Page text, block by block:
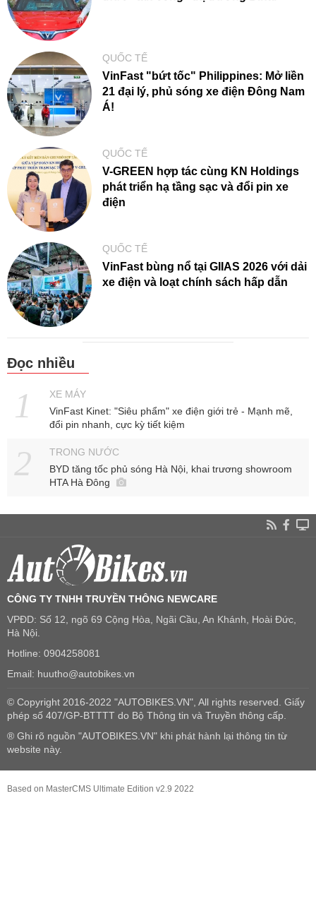
QUỐC TẾ
VinFast "bứt tốc" Philippines: Mở liền
21 đại lý, phủ sóng xe điện Đông Nam
Á!
QUỐC TẾ
V-GREEN hợp tác cùng KN Holdings
phát triển hạ tầng sạc và đổi pin xe
điện
QUỐC TẾ
VinFast bùng nổ tại GIIAS 2026 với dải
xe điện và loạt chính sách hấp dẫn
Đọc nhiều
XE MÁY
VinFast Kinet: "Siêu phẩm" xe điện giới trẻ - Mạnh mẽ,
đổi pin nhanh, cực kỳ tiết kiệm
TRONG NƯỚC
BYD tăng tốc phủ sóng Hà Nội, khai trương showroom
HTA Hà Đông
CÔNG TY TNHH TRUYỀN THÔNG NEWCARE
VPĐD: Số 12, ngõ 69 Cộng Hòa, Ngãi Cầu, An Khánh, Hoài Đức,
Hà Nội.
Hotline: 0904258081
Email: huutho@autobikes.vn
© Copyright 2016-2022 "AUTOBIKES.VN", All rights reserved. Giấy
phép số 407/GP-BTTTT do Bộ Thông tin và Truyền thông cấp.
® Ghi rõ nguồn "AUTOBIKES.VN" khi phát hành lại thông tin từ
website này.
Based on MasterCMS Ultimate Edition v2.9 2022